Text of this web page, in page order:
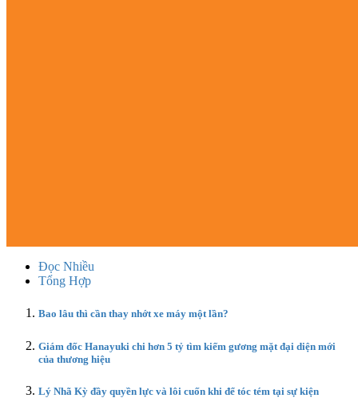
Đọc Nhiều
Tổng Hợp
Bao lâu thì cần thay nhớt xe máy một lần?
Giám đốc Hanayuki chi hơn 5 tỷ tìm kiếm gương mặt đại diện mới
của thương hiệu
Lý Nhã Kỳ đầy quyền lực và lôi cuốn khi để tóc tém tại sự kiện